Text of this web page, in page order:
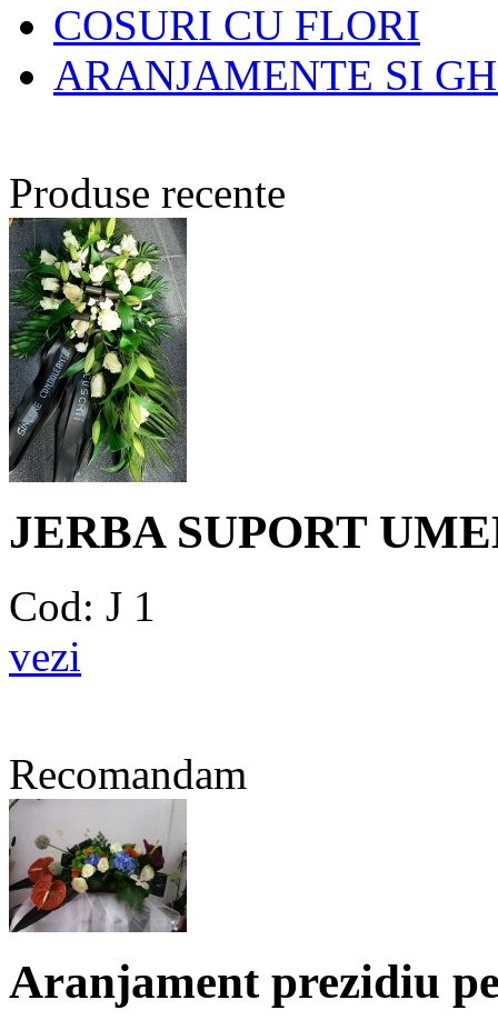
COSURI CU FLORI
ARANJAMENTE SI
Produse recente
JERBA SUPORT
Cod: J 1
vezi
Recomandam
Aranjament prezidiu